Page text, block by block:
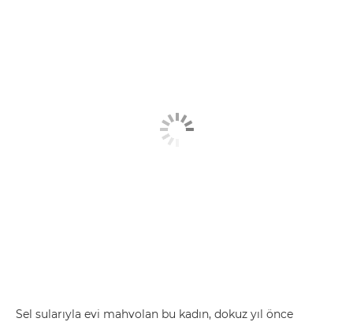
Sel sularıyla evi mahvolan bu kadın, dokuz yıl önce